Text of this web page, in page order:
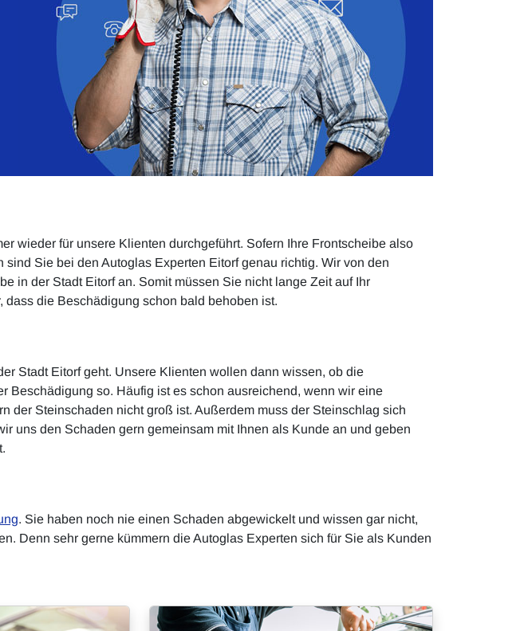
wieder für unsere Klienten durchgeführt. Sofern Ihre Frontscheibe also
Sie bei den Autoglas Experten Eitorf genau richtig. Wir von den
in der Stadt Eitorf an. Somit müssen Sie nicht lange Zeit auf Ihr
die Beschädigung schon bald behoben ist.
Stadt Eitorf geht. Unsere Klienten wollen dann wissen, ob die
Beschädigung so. Häufig ist es schon ausreichend, wenn wir eine
der Steinschaden nicht groß ist. Außerdem muss der Steinschlag sich
uns den Schaden gern gemeinsam mit Ihnen als Kunde an und geben
. Sie haben noch nie einen Schaden abgewickelt und wissen gar nicht,
Denn sehr gerne kümmern die Autoglas Experten sich für Sie als Kunden